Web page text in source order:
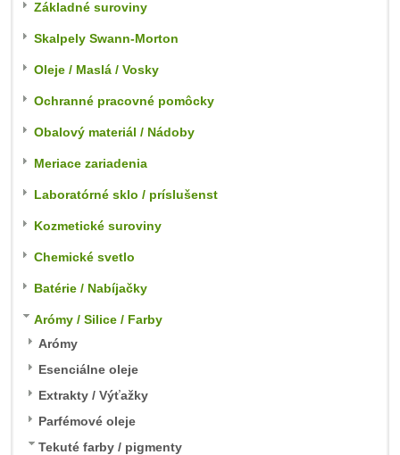
Základné suroviny
Skalpely Swann-Morton
Oleje / Maslá / Vosky
Ochranné pracovné pomôcky
Obalový materiál / Nádoby
Meriace zariadenia
Laboratórné sklo / príslušenst
Kozmetické suroviny
Chemické svetlo
Batérie / Nabíjačky
Arómy / Silice / Farby
Arómy
Esenciálne oleje
Extrakty / Výťažky
Parfémové oleje
Tekuté farby / pigmenty